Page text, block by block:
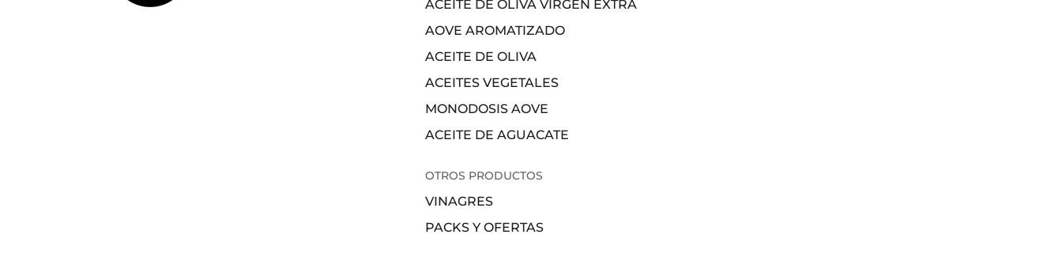
ACEITE DE OLIVA VIRGEN EXTRA
AOVE AROMATIZADO
ACEITE DE OLIVA
ACEITES VEGETALES
MONODOSIS AOVE
ACEITE DE AGUACATE
OTROS PRODUCTOS
VINAGRES
PACKS Y OFERTAS